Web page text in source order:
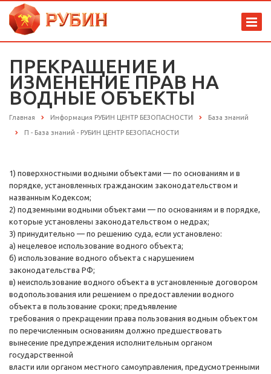
ПРЕКРАЩЕНИЕ И
ИЗМЕНЕНИЕ ПРАВ НА
ВОДНЫЕ ОБЪЕКТЫ
Главная Информация РУБИН ЦЕНТР БЕЗОПАСНОСТИ База знаний
П - База знаний - РУБИН ЦЕНТР БЕЗОПАСНОСТИ
1) поверхностными водными объектами — по основаниям и в
порядке, установленных гражданским законодательством и
названным Кодексом;
2) подземными водными объектами — по основаниям и в порядке,
которые установлены законодательством о недрах;
3) принудительно — по решению суда, если установлено:
а) нецелевое использование водного объекта;
б) использование водного объекта с нарушением
законодательства РФ;
в) неиспользование водного объекта в установленные договором
водопользования или решением о предоставлении водного
объекта в пользование сроки; предъявление
требования о прекращении права пользования водным объектом
по перечисленным основаниям должно предшествовать
вынесение предупреждения исполнительным органом
государственной
власти или органом местного самоуправления, предусмотренными